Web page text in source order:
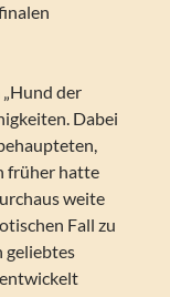
der
Dabei
früher hatte
weite
Fall zu
geliebtes